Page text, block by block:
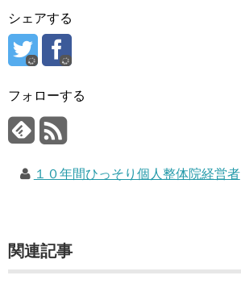
シェアする
フォローする
１０年間ひっそり個人整体院経営者
関連記事